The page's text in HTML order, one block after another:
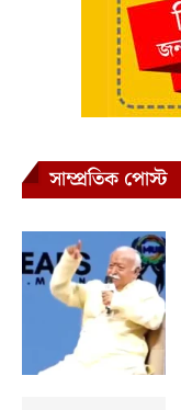
সাম্প্রতিক পোস্ট